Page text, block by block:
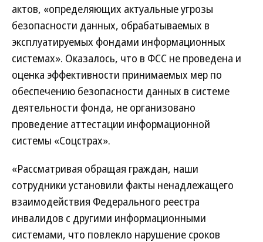
актов, «определяющих актуальные угрозы
безопасности данных, обрабатываемых в
эксплуатируемых фондами информационных
системах». Оказалось, что в ФСС не проведена и
оценка эффективности принимаемых мер по
обеспечению безопасности данных в системе
деятельности фонда, не организовано
проведение аттестации информационной
системы «Соцстрах».
«Рассматривая обращая граждан, наши
сотрудники установили факты ненадлежащего
взаимодействия Федерального реестра
инвалидов с другими информационными
системами, что повлекло нарушение сроков